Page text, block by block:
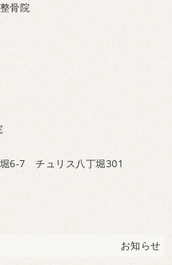
骨院
6-7 チュリス八丁堀301
お知らせ